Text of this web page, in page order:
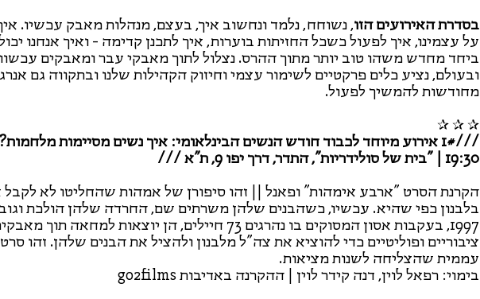
בסדרת האירועים הזו, נשוחח, נלמד ונחשוב איך, בעצם, מנהלות מאבק עכשיו.
על עצמינו, איך לפעול כשכל החזיתות בוערות, איך לתכנן קדימה - ואיך אנחנו
ביחד מחדש משהו טוב יותר מתוך ההרס. נצלול לתוך מאבקי עבר ומאבקים
ובעולם, נציע כלים פרקטיים לשימור עצמי וחיזוק הקהילות שלנו ובתקווה גם
מחודשות להמשיך לפעול.
✰ ✰ ✰
19:30 | "בית של סולידריות", התדר, דרך יפו 9, ת"א ///
הקרנת הסרט "ארבע אימהות" ופאנל || זהו סיפורן של אמהות שהחליטו לא
בלבנון כפי שהיא. עכשיו, כשהבנים שלהן משרתים שם, החרדה שלהן הולכת
1997, בעקבות אסון המסוקים בו נהרגים 73 חיילים, הן יוצאות למחאה
ציבוריים ופוליטיים כדי להוציא את צה"ל מלבנון ולהציל את הבנים שלהן. זהו
עממית שהצליחה לשנות מציאות.
בימוי: רפאל לוין, דנה קידר לוין | ההקרנה באדיבות go2films